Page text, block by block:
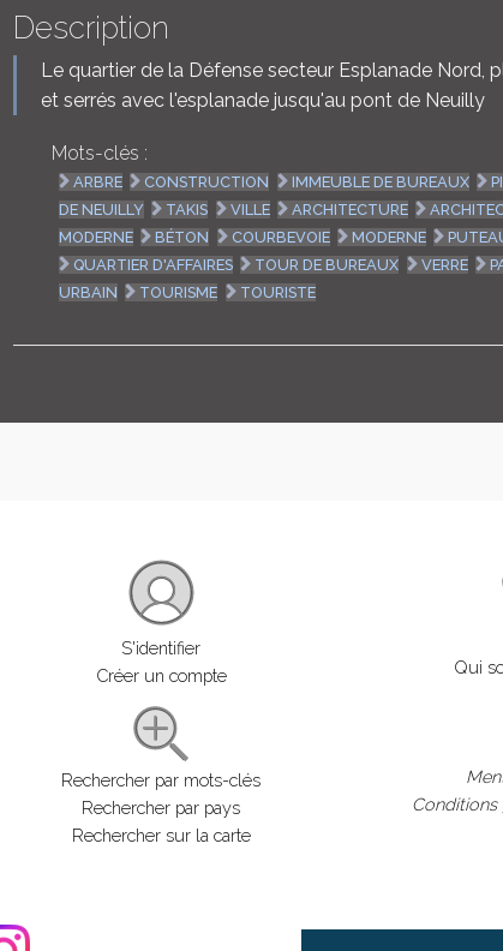
Description
Le quartier de la Défense secteur Esplanade Nord,
et serrés avec l'esplanade jusqu'au pont de Neuilly
Mots-clés :
ARBRE CONSTRUCTION IMMEUBLE DE BUREAUX
DE NEUILLY
TAKIS VILLE ARCHITECTURE
MODERNE
BÉTON COURBEVOIE MODERNE
QUARTIER D'AFFAIRES
TOUR DE BUREAUX VERRE
URBAIN
TOURISME TOURISTE
S'identifier
Créer un compte
Rechercher par mots-clés
Rechercher par pays
Rechercher sur la carte
Qui
Conditions